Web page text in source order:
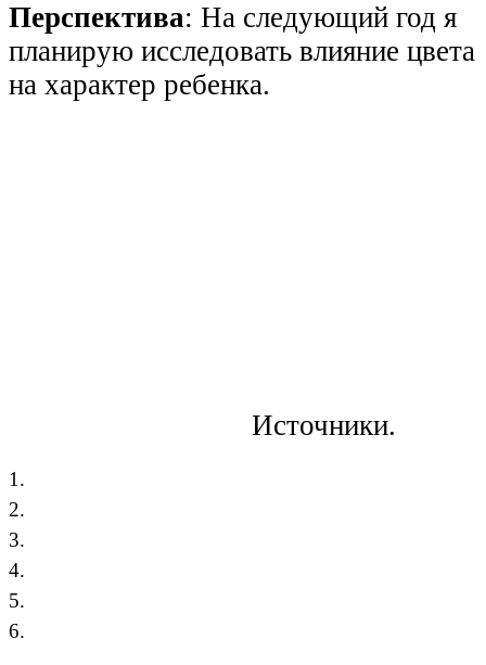
Перспектива: На следующий год я
планирую исследовать влияние цвета
на характер ребенка.
Источники.
1.
2.
3.
4.
5.
6.